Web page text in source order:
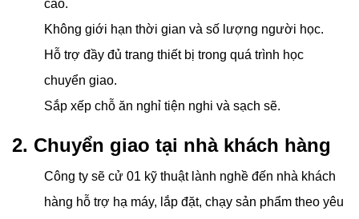
cao.
Không giới hạn thời gian và số lượng người học.
Hỗ trợ đầy đủ trang thiết bị trong quá trình học
chuyển giao.
Sắp xếp chỗ ăn nghỉ tiện nghi và sạch sẽ.
2. Chuyển giao tại nhà khách hàng
Công ty sẽ cử 01 kỹ thuật lành nghề đến nhà khách
hàng hỗ trợ hạ máy, lắp đặt, chạy sản phẩm theo yêu